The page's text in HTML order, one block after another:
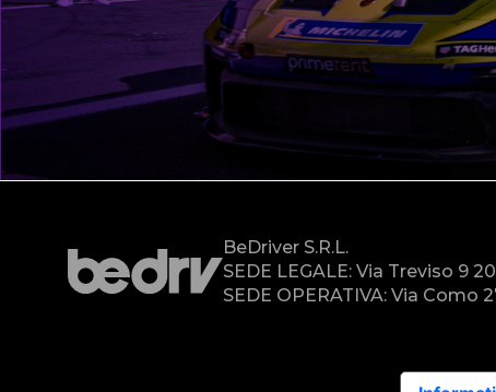
BeDriver S.r.l.
SEDE LEGALE: Via Treviso 9
SEDE OPERATIVA: Via Como